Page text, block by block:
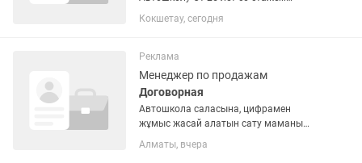
вождения и водительским
удостоверением
Кокшетау, сегодня
Реклама
Менеджер по продажам
Договорная
Автошкола саласына, цифрамен
жұмыс жасай алатын сату маманы
қажет, 1. Жоғары табыс пен тұрақты
жұмыс клиенттермен сөйлесіп скрипт
Алматы, вчера